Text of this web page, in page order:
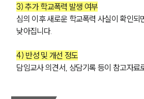
팀소개
글로벌 파트너
3) 추가 학교폭력 발생 여부
심의 이후 새로운 학교폭력 사실이 확인되
낮아집니다.
4) 반성 및 개선 정도
담임교사 의견서, 상담기록 등이 참고자료